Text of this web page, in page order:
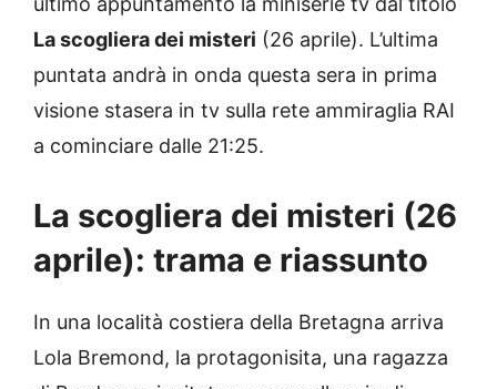
La scogliera dei misteri (26 aprile). L’ultima
puntata andrà in onda questa sera in prima
visione stasera in tv sulla rete ammiraglia RAI
a cominciare dalle 21:25.
La scogliera dei misteri (26
aprile): trama e riassunto
In una località costiera della Bretagna arriva
Lola Bremond, la protagonisita, una ragazza